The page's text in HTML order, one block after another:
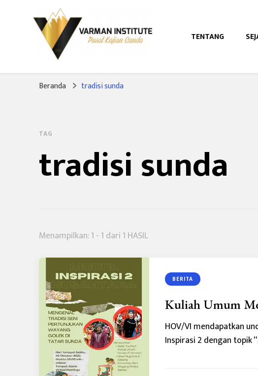
Varman Institute
Pusat Kajian Sunda
TENTANG
Beranda tradisi sunda
TAG
tradisi sunda
Menampilkan: 1 - 1 dari 1 HASIL
BERITA
Kuliah Umum
HOV/VI mendapatkan
Inspirasi 2 dengan topik